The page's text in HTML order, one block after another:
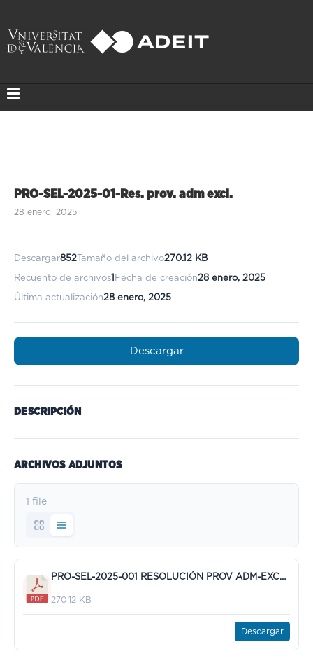
PRO-SEL-2025-01-Res. prov. adm excl.
28 enero, 2025
Descargar852 Tamaño del archivo270.12 KB
Recuento de archivos1 Fecha de creación28 enero, 2025
Última actualización28 enero, 2025
Descargar
DESCRIPCIÓN
ARCHIVOS ADJUNTOS
1 file
PRO-SEL-2025-001 RESOLUCIÓN PROV ADM-EXCL.pdf
270.12 KB
Descargar